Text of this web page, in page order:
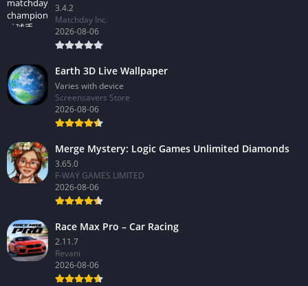
3.4.2
Matchday Inc.
2026-08-06
Earth 3D Live Wallpaper
Varies with device
Screensavers Store
2026-08-06
Merge Mystery: Logic Games Unlimited Diamonds
3.65.0
F-WAY GAMES LIMITED
2026-08-06
Race Max Pro – Car Racing
2.11.7
Revani
2026-08-06